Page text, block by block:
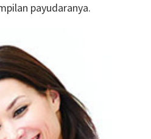
payudaranya.